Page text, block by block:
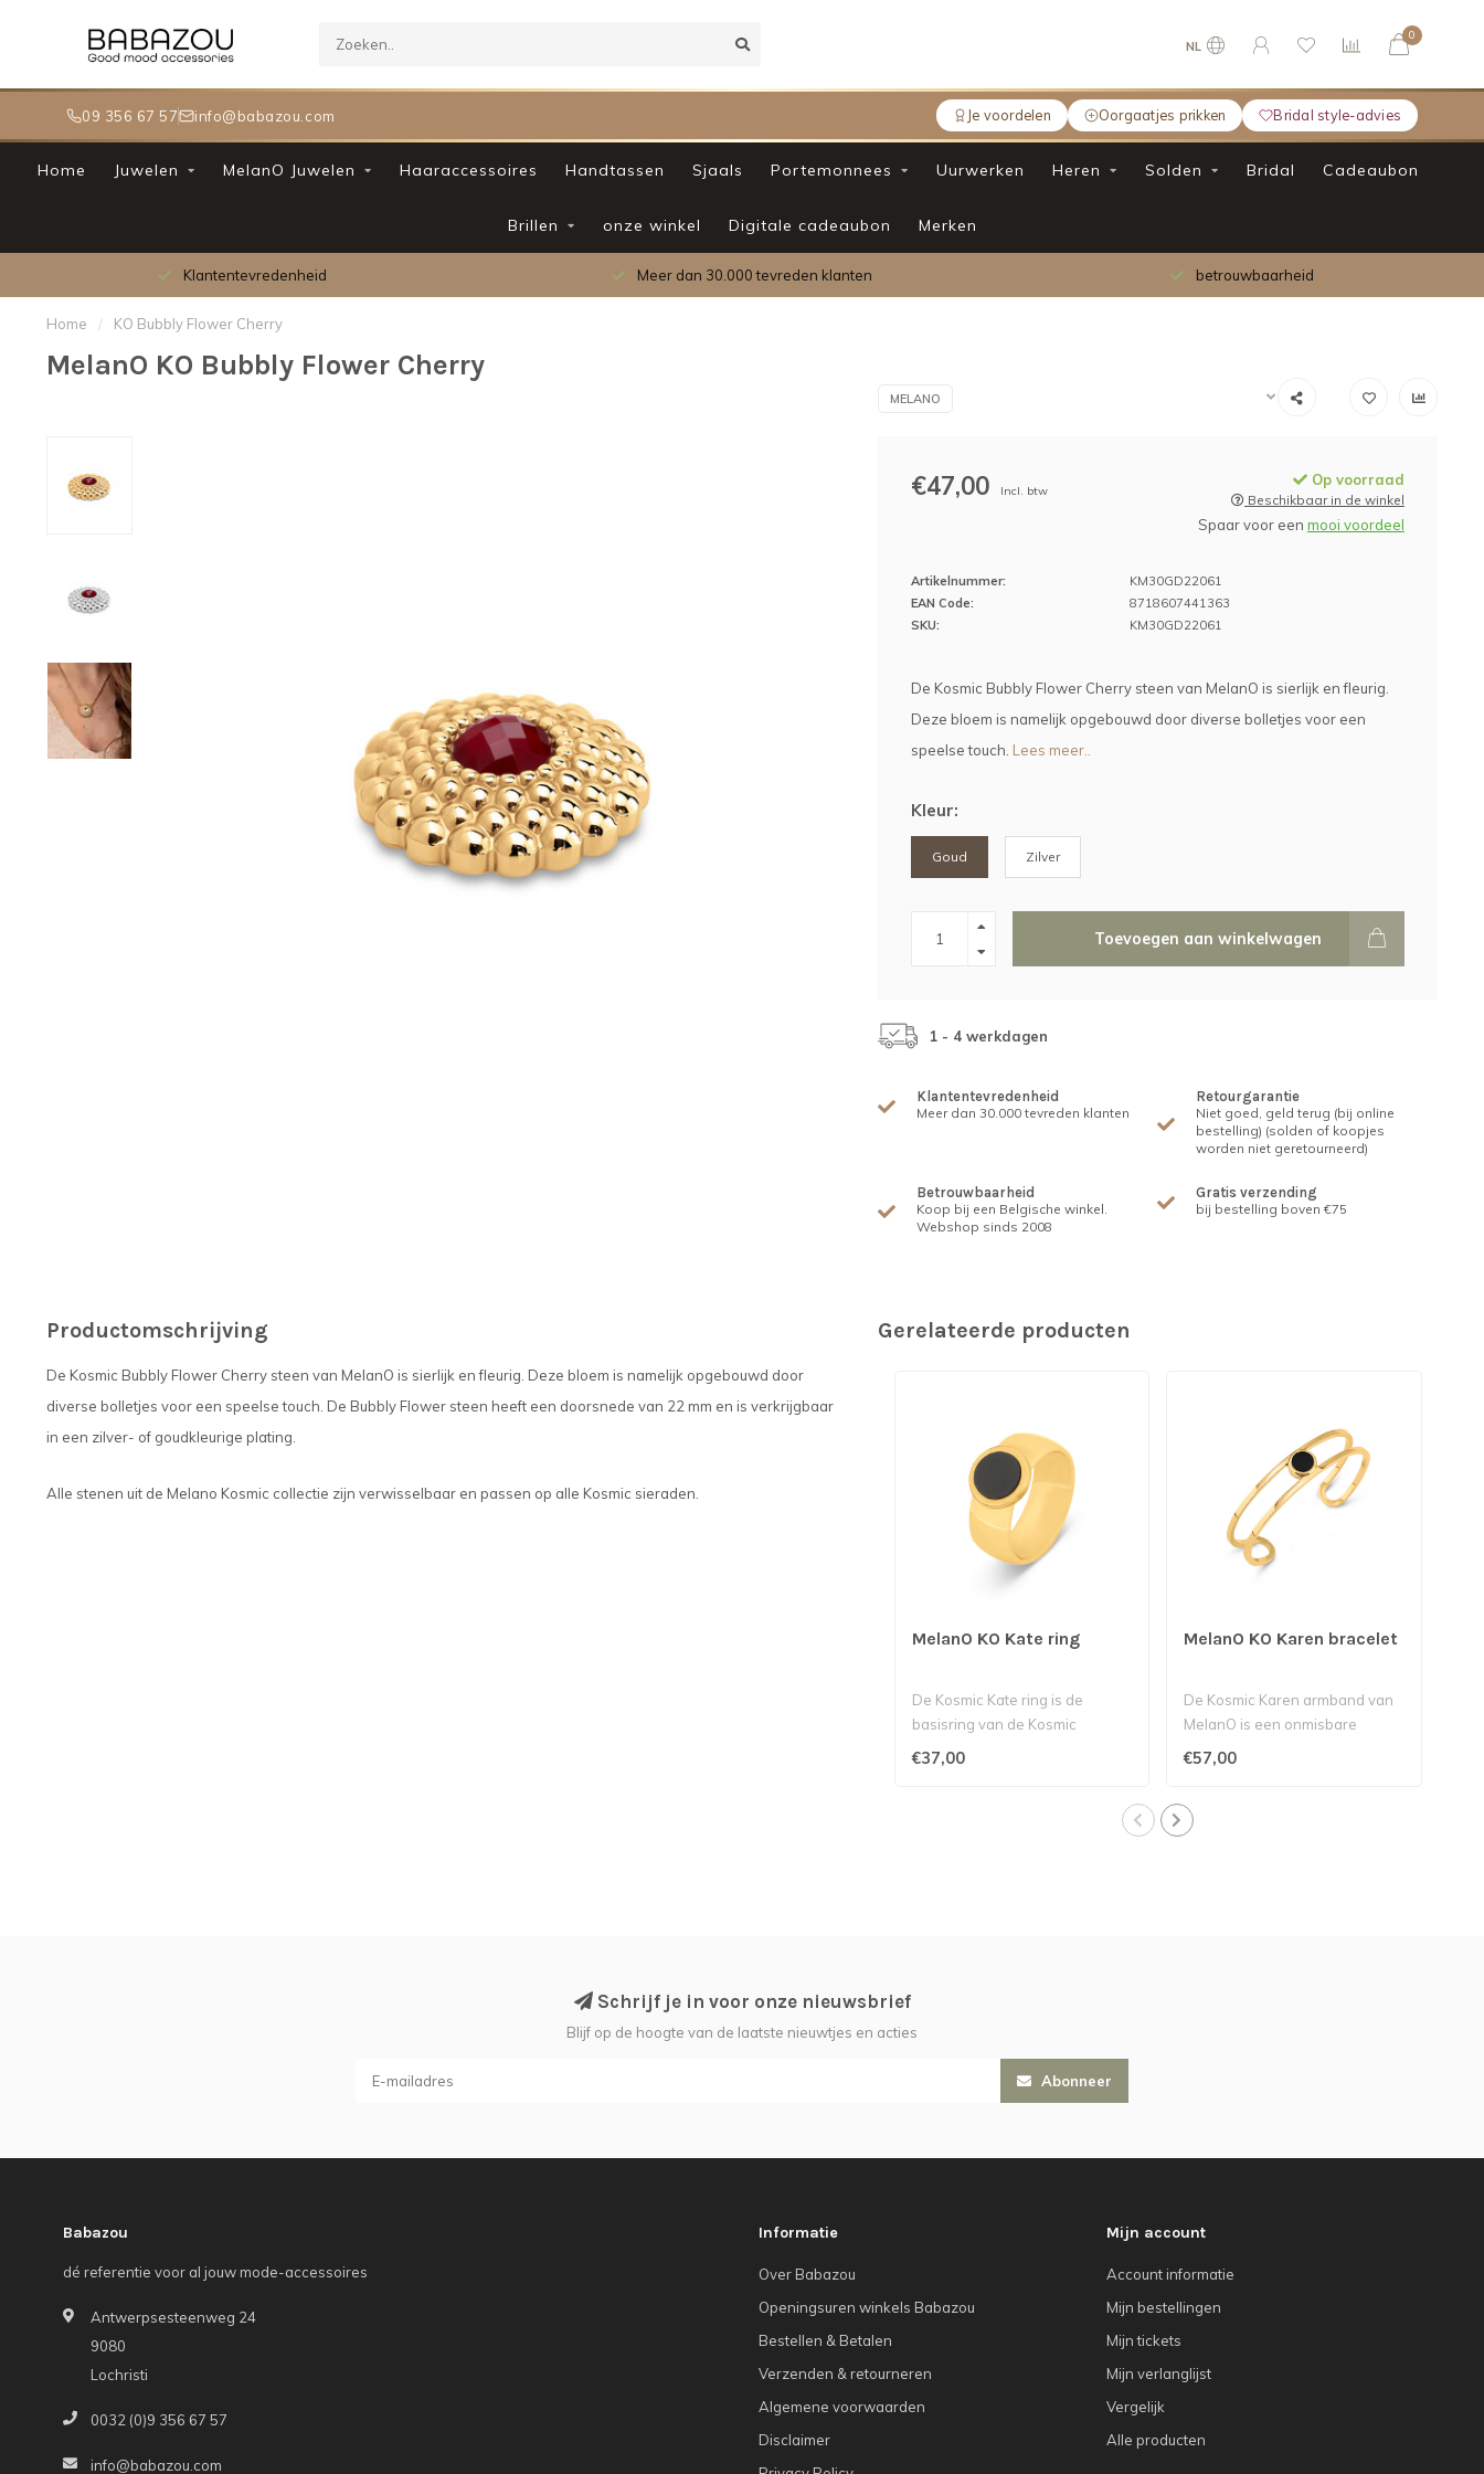
09 356 67 57 info@babazou.com Je voordelen Oorgaatjes prikken Bridal style-advies
NL
0
Home Juwelen MelanO Juwelen Haaraccessoires Handtassen Sjaals Portemonnees Uurwerken Heren Solden Bridal Cadeaubon
Brillen onze winkel Digitale cadeaubon Merken
Klantentevredenheid Meer dan 30.000 tevreden klanten betrouwbaarheid
Home / KO Bubbly Flower Cherry
MelanO KO Bubbly Flower Cherry
MELANO
€47,00 Incl. btw
Op voorraad
Beschikbaar in de winkel
Spaar voor een mooi voordeel
Artikelnummer:
KM30GD22061
EAN Code:
8718607441363
SKU:
KM30GD22061
De Kosmic Bubbly Flower Cherry steen van MelanO is sierlijk en fleurig.
Deze bloem is namelijk opgebouwd door diverse bolletjes voor een
speelse touch. Lees meer..
Kleur:
Goud Zilver
Toevoegen aan winkelwagen
1 - 4 werkdagen
Klantentevredenheid
Meer dan 30.000 tevreden klanten
Retourgarantie
Niet goed, geld terug (bij online
bestelling) (solden of koopjes
worden niet geretourneerd)
Betrouwbaarheid
Koop bij een Belgische winkel.
Webshop sinds 2008
Gratis verzending
bij bestelling boven €75
Productomschrijving
De Kosmic Bubbly Flower Cherry steen van MelanO is sierlijk en fleurig. Deze bloem is namelijk opgebouwd door
diverse bolletjes voor een speelse touch. De Bubbly Flower steen heeft een doorsnede van 22 mm en is verkrijgbaar
in een zilver- of goudkleurige plating.
Alle stenen uit de Melano Kosmic collectie zijn verwisselbaar en passen op alle Kosmic sieraden.
Gerelateerde producten
MelanO KO Kate ring
De Kosmic Kate ring is de
basisring van de Kosmic
collectie van MelanO. Op de Ka..
€37,00
MelanO KO Karen bracelet
De Kosmic Karen armband van
MelanO is een onmisbare
toevoeging aan onze Kosmic c..
€57,00
Schrijf je in voor onze nieuwsbrief
Blijf op de hoogte van de laatste nieuwtjes en acties
Abonneer
Babazou
dé referentie voor al jouw mode-accessoires
Antwerpsesteenweg 24
9080
Lochristi
0032 (0)9 356 67 57
info@babazou.com
Informatie
Over Babazou
Openingsuren winkels Babazou
Bestellen & Betalen
Verzenden & retourneren
Algemene voorwaarden
Disclaimer
Mijn account
Account informatie
Mijn bestellingen
Mijn tickets
Mijn verlanglijst
Vergelijk
Alle producten